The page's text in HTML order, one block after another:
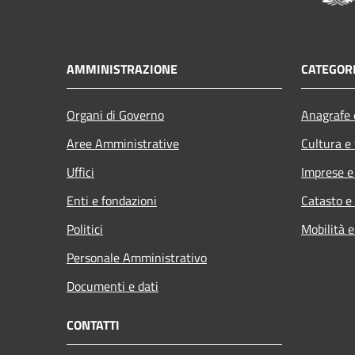
AMMINISTRAZIONE
Organi di Governo
Aree Amministrative
Uffici
Enti e fondazioni
Politici
Personale Amministrativo
Documenti e dati
Cultura
Imprese
Catasto
Mobilità
CONTATTI